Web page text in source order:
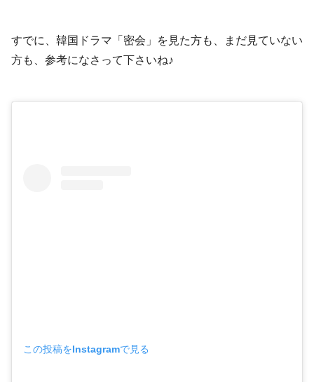
すでに、韓国ドラマ「密会」を見た方も、まだ見ていない
方も、参考になさって下さいね♪
この投稿をInstagramで見る